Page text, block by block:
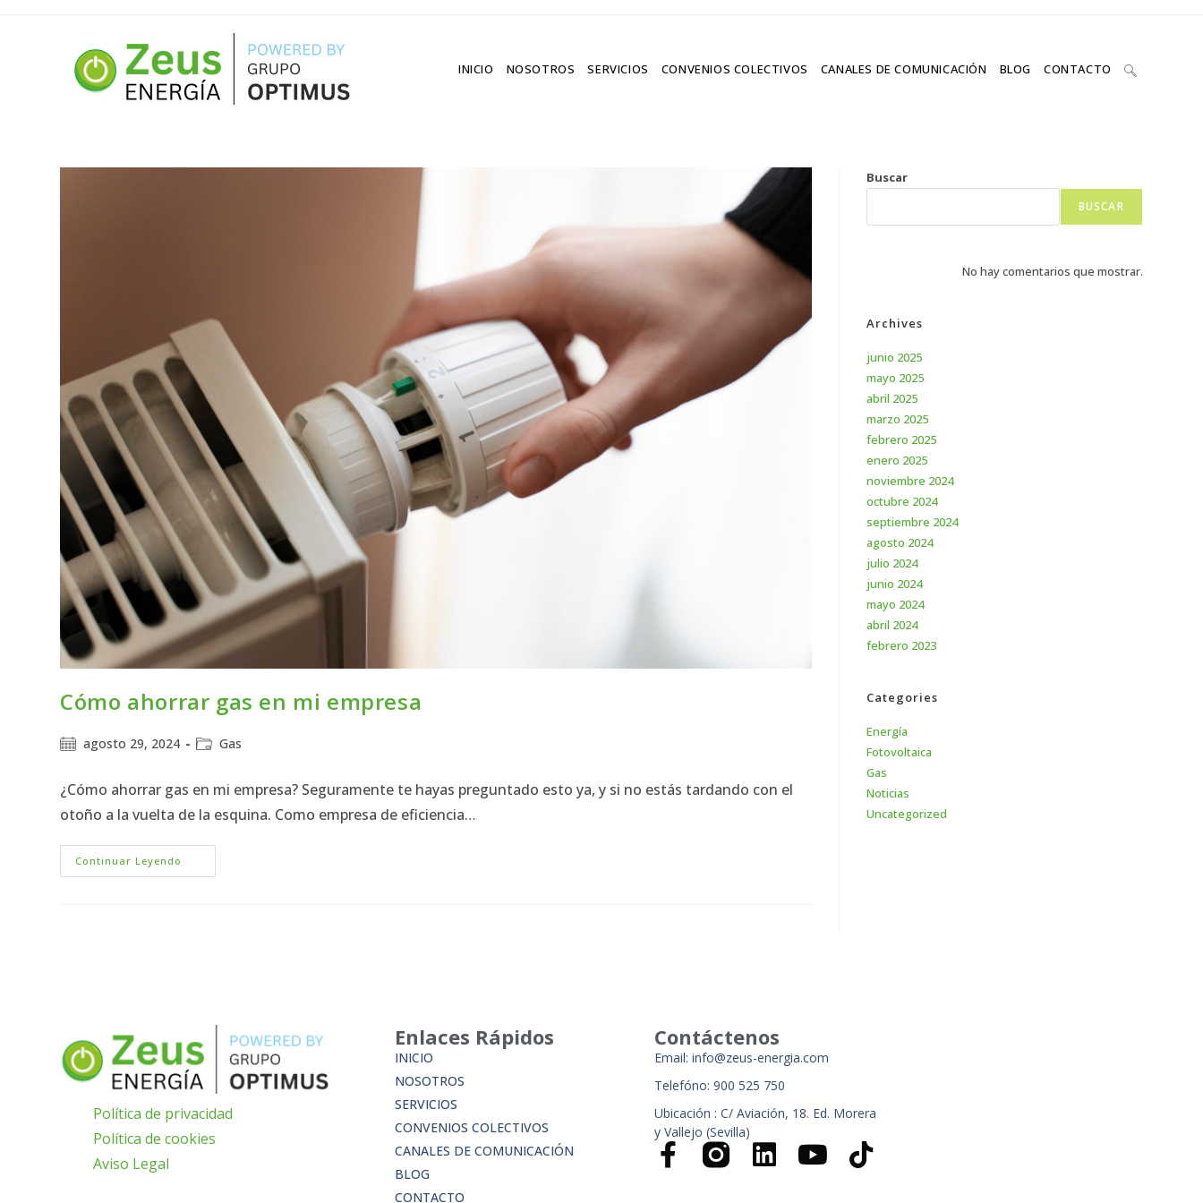
INICIO NOSOTROS SERVICIOS CONVENIOS COLECTIVOS CANALES DE COMUNICACIÓN BLOG CONTACTO
Cómo ahorrar gas en mi empresa
agosto 29, 2024 Gas
¿Cómo ahorrar gas en mi empresa? Seguramente te hayas preguntado esto ya, y si no estás tardando con el
otoño a la vuelta de la esquina. Como empresa de eficiencia…
Continuar Leyendo
Buscar
BUSCAR
No hay comentarios que mostrar.
Archives
junio 2025
mayo 2025
abril 2025
marzo 2025
febrero 2025
enero 2025
noviembre 2024
octubre 2024
septiembre 2024
agosto 2024
julio 2024
junio 2024
mayo 2024
abril 2024
febrero 2023
Categories
Energía
Fotovoltaica
Gas
Noticias
Uncategorized
Política de privacidad
Política de cookies
Aviso Legal
Enlaces Rápidos
INICIO
NOSOTROS
SERVICIOS
CONVENIOS COLECTIVOS
CANALES DE COMUNICACIÓN
BLOG
CONTACTO
Contáctenos
Email: info@zeus-energia.com
Telefóno: 900 525 750
Ubicación : C/ Aviación, 18. Ed. Morera
y Vallejo (Sevilla)